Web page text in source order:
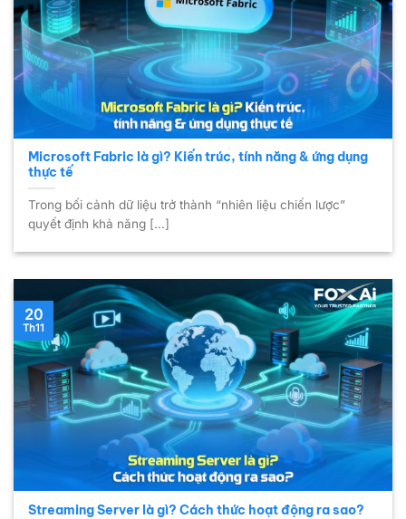
Microsoft Fabric là gì? Kiến trúc, tính năng & ứng dụng
thực tế
Trong bối cảnh dữ liệu trở thành “nhiên liệu chiến lược”
quyết định khả năng [...]
Streaming Server là gì? Cách thức hoạt động ra sao?
20
Th11